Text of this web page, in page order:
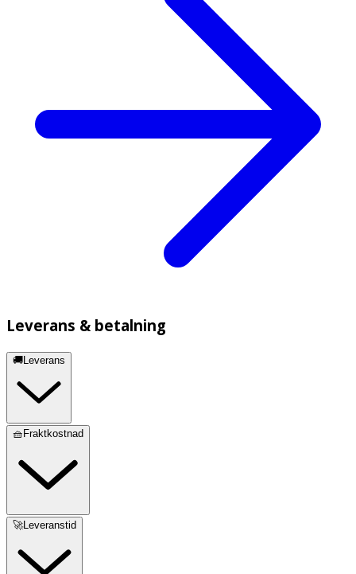
Leverans & betalning
🚚Leverans
🧺Fraktkostnad
🚀Leveranstid